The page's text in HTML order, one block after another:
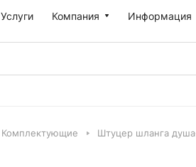
Услуги Компания Информация
Комплектующие Штуцер шланга